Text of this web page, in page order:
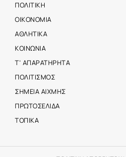
ΠΟΛΙΤΙΚΗ
ΟΙΚΟΝΟΜΙΑ
ΑΘΛΗΤΙΚΑ
ΚΟΙΝΩΝΙΑ
Τ' ΑΠΑΡΑΤΗΡΗΤΑ
ΠΟΛΙΤΙΣΜΟΣ
ΣΗΜΕΙΑ ΑΙΧΜΗΣ
ΠΡΩΤΟΣΕΛΙΔΑ
ΤΟΠΙΚΑ